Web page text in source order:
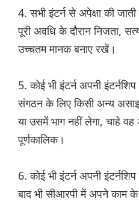
4. सभी इंटर्न से अपेक्षा की
पूरी अवधि के दौरान निजता,
उच्चतम मानक बनाए रखें।
5. कोई भी इंटर्न अपनी
संगठन के लिए किसी अन्य
या उसमें भाग नहीं लेगा, चाहे
पूर्णकालिक।
6. कोई भी इंटर्न अपनी
बाद भी सीआरपी में अपने काम